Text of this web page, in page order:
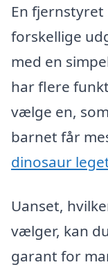
En
forskellige
med en
har flere
vælge en,
barnet får
dinosaur
Uanset,
vælger, kan
garant for